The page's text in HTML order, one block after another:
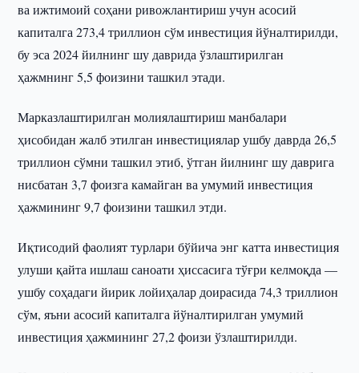
ва ижтимоий соҳани ривожлантириш учун асосий
капиталга 273,4 триллион сўм инвестиция йўналтирилди,
бу эса 2024 йилнинг шу даврида ўзлаштирилган
ҳажмнинг 5,5 фоизини ташкил этади.
Марказлаштирилган молиялаштириш манбалари
ҳисобидан жалб этилган инвестициялар ушбу даврда 26,5
триллион сўмни ташкил этиб, ўтган йилнинг шу даврига
нисбатан 3,7 фоизга камайган ва умумий инвестиция
ҳажмининг 9,7 фоизини ташкил этди.
Иқтисодий фаолият турлари бўйича энг катта инвестиция
улуши қайта ишлаш саноати ҳиссасига тўғри келмоқда —
ушбу соҳадаги йирик лойиҳалар доирасида 74,3 триллион
сўм, яъни асосий капиталга йўналтирилган умумий
инвестиция ҳажмининг 27,2 фоизи ўзлаштирилди.